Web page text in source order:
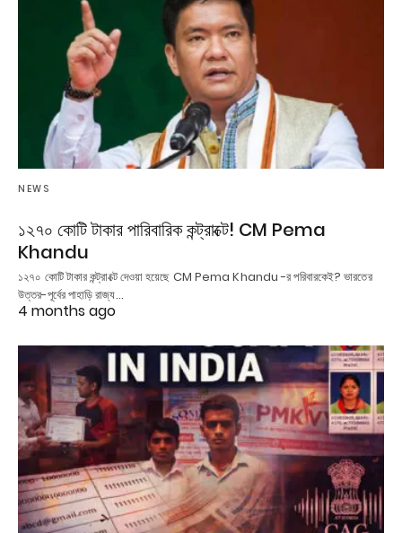
NEWS
১২৭০ কোটি টাকার পারিবারিক কন্ট্রাক্টে! CM Pema
Khandu
১২৭০ কোটি টাকার কন্ট্রাক্টে দেওয়া হয়েছে CM Pema Khandu -র পরিবারকেই? ভারতের
উত্তর-পূর্বের পাহাড়ি রাজ্য…
4 months ago